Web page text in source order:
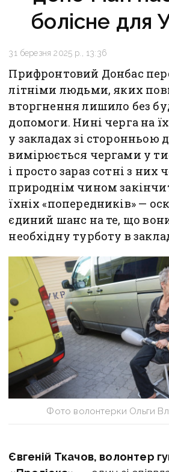
болісне для
31 березня 2025 р., 13:36
Прифронтовий Донбас
літніми людьми, яких
вторгнення лишило без
допомоги. Нині черга на
у закладах зі сторонньою
вимірюється чергами у
і просто зараз сотні з них
природнім чином
їхніх «попередників» —
єдиний шанс на те, що
необхідну турботу в
Фото волонтерки Ольги
Євгеній Ткачов, волонтер